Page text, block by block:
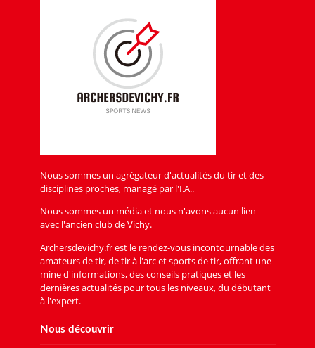
Nous sommes un agrégateur d'actualités du tir et des
disciplines proches, managé par l'I.A..
Nous sommes un média et nous n'avons aucun lien
avec l'ancien club de Vichy.
Archersdevichy.fr est le rendez-vous incontournable des
amateurs de tir, de tir à l'arc et sports de tir, offrant une
mine d'informations, des conseils pratiques et les
dernières actualités pour tous les niveaux, du débutant
à l'expert.
Nous découvrir